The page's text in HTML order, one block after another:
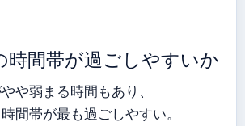
時間帯が過ごしやすいか
や弱まる時間もあり、
間帯が最も過ごしやすい。